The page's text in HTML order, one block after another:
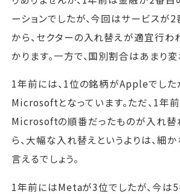
ーションでしたが、今回はサービスが
から、セクターの入れ替えが適宜行わ
かります。一方で、国別割合はあまり変
1年前には、1位の銘柄がAppleでした
Microsoftとなっています。ただ、1年
Microsoftの順番だったものが入れ替
ら、大幅な入れ替えというよりは、細
言えるでしょう。
1年前にはMetaが3位でしたが、今は5